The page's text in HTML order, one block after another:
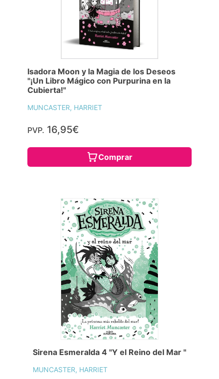
Isadora Moon y la Magia de los Deseos
"¡Un Libro Mágico con Purpurina en la
Cubierta!"
MUNCASTER, HARRIET
PVP. 16,95€
Comprar
Sirena Esmeralda 4 "Y el Reino del Mar "
MUNCASTER, HARRIET